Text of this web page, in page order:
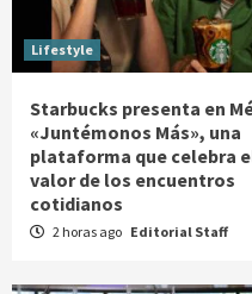
Lifestyle
Starbucks presenta en
«Juntémonos Más», una
plataforma que celebra
valor de los encuentros
cotidianos
2 horas ago Editorial Staff